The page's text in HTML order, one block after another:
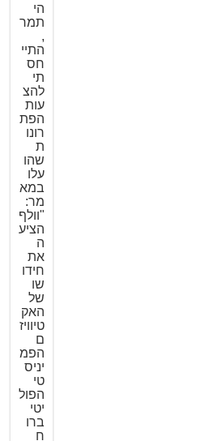
הי
תמר
,
התיי
חס
תי
להצ
עות
הפת
רונו
ת
שהו
עלו
במא
מר:
"וולף
הציע
ה
את
חידו
שו
של
האק
טיוויז
ם
הפמ
יניס
טי
הפול
יטי
ברו
ח